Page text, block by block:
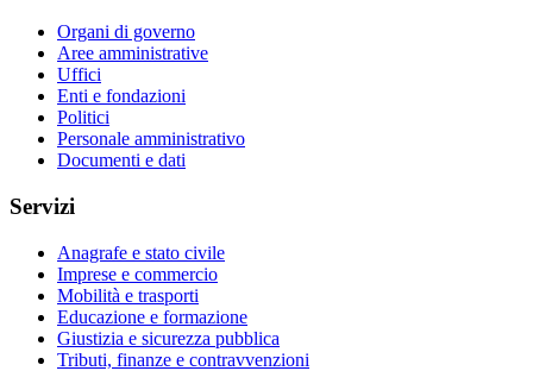
Organi di governo
Aree amministrative
Uffici
Enti e fondazioni
Politici
Personale amministrativo
Documenti e dati
Servizi
Anagrafe e stato civile
Imprese e commercio
Mobilità e trasporti
Educazione e formazione
Giustizia e sicurezza pubblica
Tributi, finanze e contravvenzioni